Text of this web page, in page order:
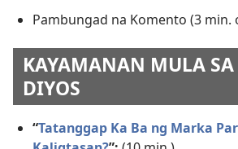
Pambungad na Komento (3 min.
KAYAMANAN MULA SA
DIYOS
“Tatanggap Ka Ba ng Marka